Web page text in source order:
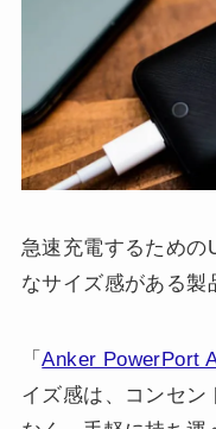
急速充電するための
なサイズ感がある製
「Anker PowerPort
イズ感は、コンセン